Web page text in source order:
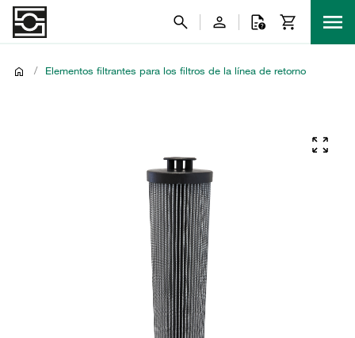
/ Elementos filtrantes para los filtros de la línea de retorno